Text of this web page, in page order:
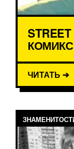
ЧИТАТЬ ➔